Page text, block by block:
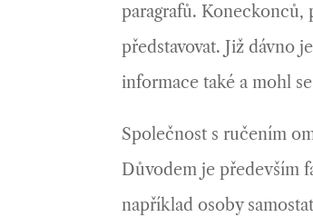
paragrafů.
představovat. Již dávno
informace také a mohl
Společnost s ručením
Důvodem je především
například osoby